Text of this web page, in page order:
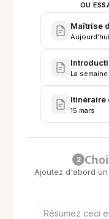
OU
Maîtrise
Aujourd'hui
La
Itinéraire
15 mars
2
Ajoutez d'abord
Résumez ceci